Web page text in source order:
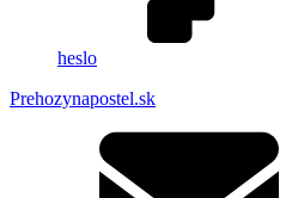
heslo
Prehozynapostel.sk